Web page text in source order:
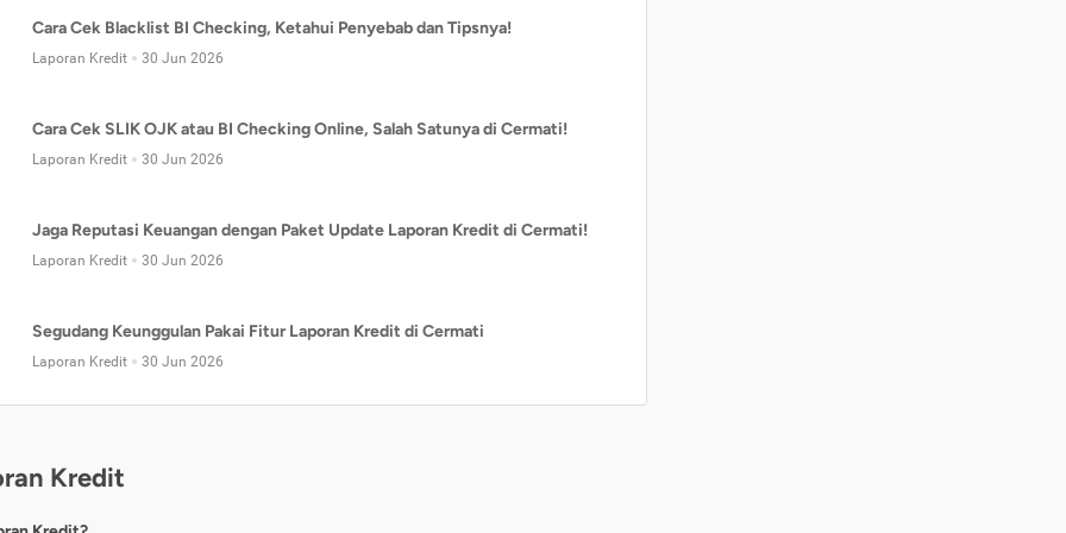
Cara Cek Blacklist BI Checking, Ketahui Penyebab dan Tipsnya!
Laporan Kredit 30 Jun 2026
Cara Cek SLIK OJK atau BI Checking Online, Salah Satunya di Cermati!
Laporan Kredit 30 Jun 2026
Jaga Reputasi Keuangan dengan Paket Update Laporan Kredit di Cermati!
Laporan Kredit 30 Jun 2026
Segudang Keunggulan Pakai Fitur Laporan Kredit di Cermati
Laporan Kredit 30 Jun 2026
Kredit